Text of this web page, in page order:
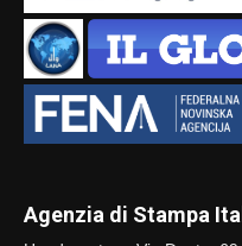
Agenzia di Stampa